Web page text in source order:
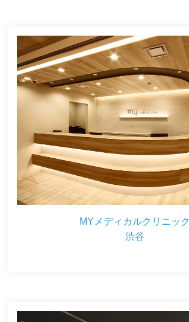
MYメディカルクリニック
渋谷